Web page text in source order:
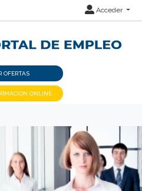
Acceder
OFERTAS
ONLINE